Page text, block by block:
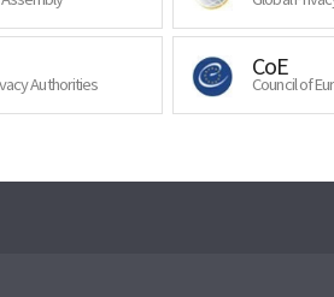
Authorities
CoE
Council of